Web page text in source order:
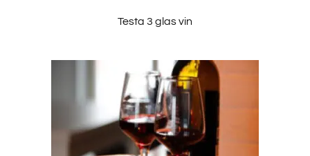
Testa 3 glas vin